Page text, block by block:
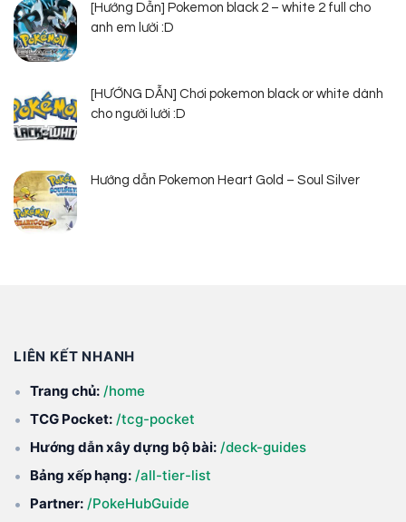
[Hướng Dẫn] Pokemon black 2 – white 2 full cho
anh em lười :D
[HƯỚNG DẪN] Chơi pokemon black or white dành
cho người lười :D
Hướng dẫn Pokemon Heart Gold – Soul Silver
LIÊN KẾT NHANH
Trang chủ: /home
TCG Pocket: /tcg-pocket
Hướng dẫn xây dựng bộ bài: /deck-guides
Bảng xếp hạng: /all-tier-list
Partner: /PokeHubGuide